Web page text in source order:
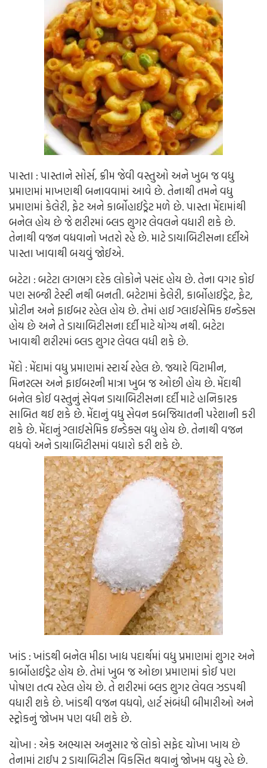
પાસ્તા : પાસ્તાને સોર્સ, ક્રીમ જેવી વસ્તુઓ અને ખુબ જ વધુ
પ્રમાણમાં માખણથી બનાવવામાં આવે છે. તેનાથી તમને વધુ
પ્રમાણમાં કેલેરી, ફેટ અને કાર્બોહાઈડ્રેટ મળે છે. પાસ્તા મેંદામાંથી
બનેલ હોય છે જે શરીરમાં બ્લડ શુગર લેવલને વધારી શકે છે.
તેનાથી વજન વધવાનો ખતરો રહે છે. માટે ડાયાબિટીસના દર્દીએ
પાસ્તા ખાવાથી બચવું જોઈએ.
બટેટા : બટેટા લગભગ દરેક લોકોને પસંદ હોય છે. તેના વગર કોઈ
પણ સબ્જી ટેસ્ટી નથી બનતી. બટેટામાં કેલેરી, કાર્બોહાઈડ્રેટ, ફેટ,
પ્રોટીન અને ફાઈબર રહેલ હોય છે. તેમાં હાઈ ગ્લાઈસેમિક ઇન્ડેક્સ
હોય છે અને તે ડાયાબિટીસના દર્દી માટે યોગ્ય નથી. બટેટા
ખાવાથી શરીરમાં બ્લડ શુગર લેવલ વધી શકે છે.
મેંદો : મેંદામાં વધુ પ્રમાણમાં સ્ટાર્ચ રહેલ છે. જયારે વિટામીન,
મિનરલ્સ અને ફાઈબરની માત્રા ખુબ જ ઓછી હોય છે. મેંદાથી
બનેલ કોઈ વસ્તુનું સેવન ડાયાબિટીસના દર્દી માટે હાનિકારક
સાબિત થઈ શકે છે. મેંદાનું વધુ સેવન કબજિયાતની પરેશાની કરી
શકે છે. મેંદાનું ગ્લાઈસેમિક ઇન્ડેક્સ વધુ હોય છે. તેનાથી વજન
વધવો અને ડાયાબિટીસમાં વધારો કરી શકે છે.
ખાંડ : ખાંડથી બનેલ મીઠા ખાદ્ય પદાર્થમાં વધુ પ્રમાણમાં શુગર અને
કાર્બોહાઈડ્રેટ હોય છે. તેમાં ખુબ જ ઓછા પ્રમાણમાં કોઈ પણ
પોષણ તત્વ રહેલ હોય છે. તે શરીરમાં બ્લડ શુગર લેવલ ઝડપથી
વધારી શકે છે. ખાંડથી વજન વધવો, હાર્ટ સંબંધી બીમારીઓ અને
સ્ટ્રોકનું જોખમ પણ વધી શકે છે.
ચોખા : એક અભ્યાસ અનુસાર જે લોકો સફેદ ચોખા ખાય છે
તેનામાં ટાઈપ 2 ડાયાબિટીસ વિકસિત થવાનું જોખમ વધુ રહે છે.